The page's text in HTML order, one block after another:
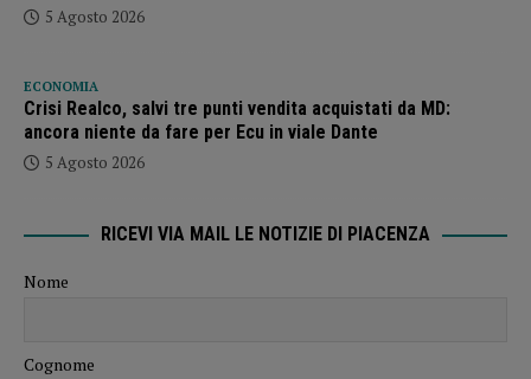
5 Agosto 2026
ECONOMIA
Crisi Realco, salvi tre punti vendita acquistati da MD:
ancora niente da fare per Ecu in viale Dante
5 Agosto 2026
RICEVI VIA MAIL LE NOTIZIE DI PIACENZA
Nome
Cognome